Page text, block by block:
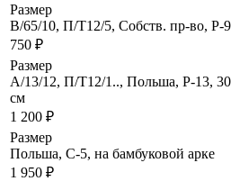
Размер
B/65/10, П/Т12/5, Собств. пр-во, P-9
750 ₽
Размер
A/13/12, П/Т12/1.., Польша, P-13,
cм
1 200 ₽
Размер
Польша, C-5, на бамбуковой арке
1 950 ₽